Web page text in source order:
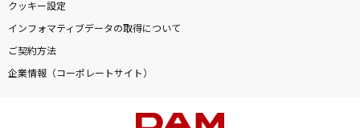
クッキー設定
インフォマティブデータの取得について
ご契約方法
企業情報（コーポレートサイト）